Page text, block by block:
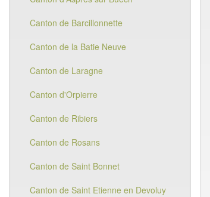
Canton de Barcillonnette
Canton de la Batie Neuve
Canton de Laragne
Canton d'Orpierre
Canton de Ribiers
Canton de Rosans
Canton de Saint Bonnet
Canton de Saint Etienne en Devoluy